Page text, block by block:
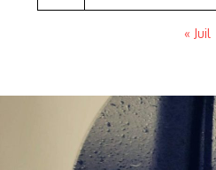
« Juil